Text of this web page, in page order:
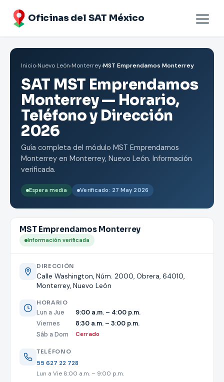
Oficinas del SAT México
Oficinas por Estados
Inicio›Nuevo León›Monterrey›MST Emprendamos Monterrey
SAT MST Emprendamos
Monterrey — Horario,
Teléfono y Dirección
2026
Guía completa del módulo MST Emprendamos
Monterrey en Monterrey, Nuevo León. Información
verificada.
Espera media Verificado: 27 May 2026
MST Emprendamos Monterrey
Información verificada
DIRECCIÓN
Calle Washington, Núm. 2000, Obrera, 64010,
Monterrey, Nuevo León
HORARIO
Lun a Jue
9:00 a.m. – 4:00 p.m.
Viernes
8:30 a.m. – 3:00 p.m.
Sáb a Dom
Cerrado
TELÉFONO
55 627 22 728
Lun a Vie 8:00 a.m. – 9:00 p.m.